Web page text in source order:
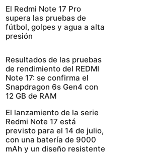
El Redmi Note 17 Pro
supera las pruebas de
fútbol, golpes y agua a alta
presión
Resultados de las pruebas
de rendimiento del REDMI
Note 17: se confirma el
Snapdragon 6s Gen4 con
12 GB de RAM
El lanzamiento de la serie
Redmi Note 17 está
previsto para el 14 de julio,
con una batería de 9000
mAh y un diseño resistente